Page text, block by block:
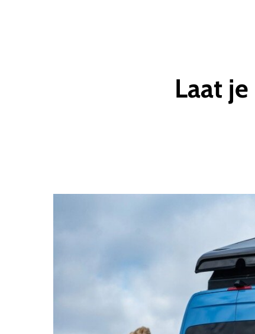
Laat je